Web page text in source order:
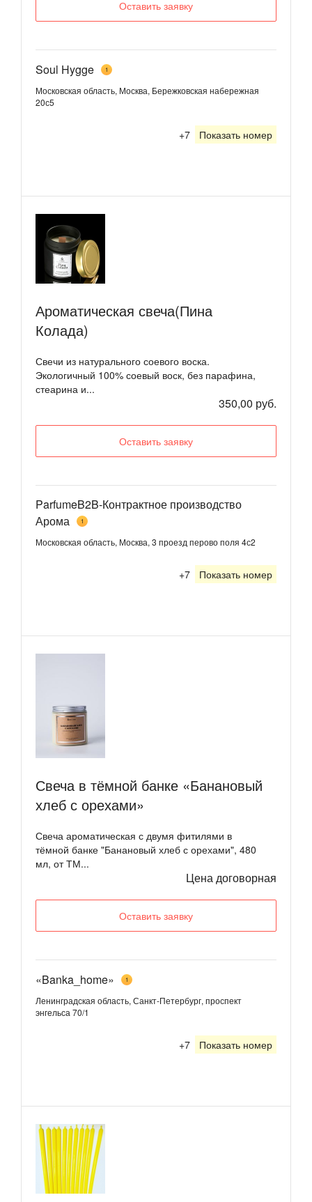
Оставить заявку
Soul Hygge 1
Московская область, Москва, Бережковская набережная
20с5
+7 Показать номер
Ароматическая свеча(Пина
Колада)
Свечи из натурального соевого воска.
Экологичный 100% соевый воск, без парафина,
стеарина и...
350,00 руб.
Оставить заявку
ParfumeB2B-Контрактное производство
Арома
1
Московская область, Москва, 3 проезд перово поля 4с2
+7 Показать номер
Свеча в тёмной банке «Банановый
хлеб с орехами»
Свеча ароматическая с двумя фитилями в
тёмной банке "Банановый хлеб с орехами", 480
мл, от ТМ...
Цена договорная
Оставить заявку
«Banka_home» 1
Ленинградская область, Санкт-Петербург, проспект
энгельса 70/1
+7 Показать номер